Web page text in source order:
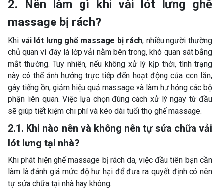
2. Nên làm gì khi vải lót lưng ghế
massage bị rách?
Khi vải lót lưng ghế massage bị rách, nhiều người thường
chủ quan vì đây là lớp vải nằm bên trong, khó quan sát bằng
mắt thường. Tuy nhiên, nếu không xử lý kịp thời, tình trạng
này có thể ảnh hưởng trực tiếp đến hoạt động của con lăn,
gây tiếng ồn, giảm hiệu quả massage và làm hư hỏng các bộ
phận liên quan. Việc lựa chọn đúng cách xử lý ngay từ đầu
sẽ giúp tiết kiệm chi phí và kéo dài tuổi thọ ghế massage.
2.1. Khi nào nên và không nên tự sửa chữa vải
lót lưng tại nhà?
Khi phát hiện ghế massage bị rách da, việc đầu tiên bạn cần
làm là đánh giá mức độ hư hại để đưa ra quyết định có nên
tự sửa chữa tại nhà hay không.